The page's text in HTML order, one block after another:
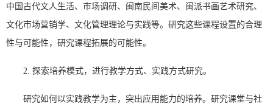
中国古代文人生活、市场调研、闽南民间美术、闽派书画艺术研究、
文化市场营销学、文化管理理论与实践等。研究这些课程设置的合理
性与可能性，研究课程拓展的可能性。
2. 探索培养模式，进行教学方式、实践方式研究。
研究如何以实践教学为主，突出应用能力的培养。研究课堂与社